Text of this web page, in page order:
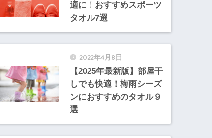
適に！おすすめスポーツ
タオル7選
2022年4月8日
【2025年最新版】部屋干
しでも快適！梅雨シーズ
ンにおすすめのタオル９
選